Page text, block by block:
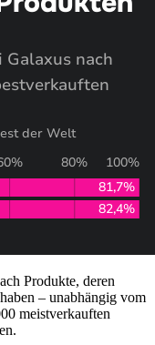
Produkte, deren
– unabhängig vom
meistverkauften